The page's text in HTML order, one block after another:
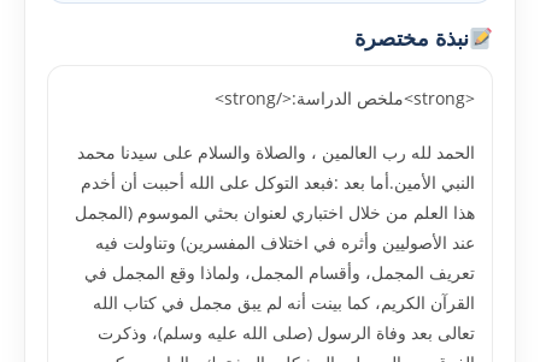
نبذة مختصرة
<strong>ملخص الدراسة:</strong>
الحمد لله رب العالمين ، والصلاة والسلام على سيدنا محمد
النبي الأمين.أما بعد :فبعد التوكل على الله أحببت أن أخدم
هذا العلم من خلال اختباري لعنوان بحثي الموسوم (المجمل
عند الأصوليين وأثره في اختلاف المفسرين) وتناولت فيه
تعريف المجمل، وأقسام المجمل، ولماذا وقع المجمل في
القرآن الكريم، كما بينت أنه لم يبق مجمل في كتاب الله
تعالى بعد وفاة الرسول (صلى الله عليه وسلم)، وذكرت